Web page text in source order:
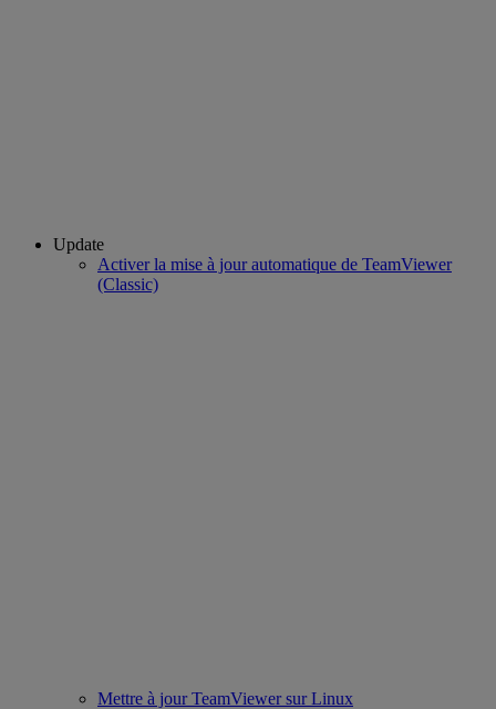
Update
Activer la mise à jour automatique de TeamViewer
(Classic)
Mettre à jour TeamViewer sur Linux